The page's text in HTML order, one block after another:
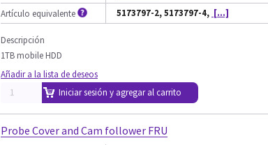
Artículo equivalente
5173797-2, 5173797-4, [...]
Descripción
1TB mobile HDD
Añadir a la lista de deseos
Iniciar sesión y agregar al carrito
Probe Cover and Cam follower FRU